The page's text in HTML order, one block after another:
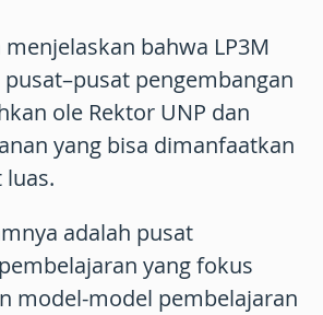
menjelaskan bahwa LP3M
pengembangan
ole Rektor UNP dan
yang bisa dimanfaatkan
luas.
adalah pusat
yang fokus
model-model pembelajaran